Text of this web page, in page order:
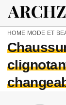
HOME MODE ET